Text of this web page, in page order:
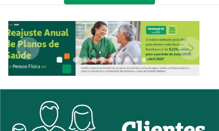
Anterior